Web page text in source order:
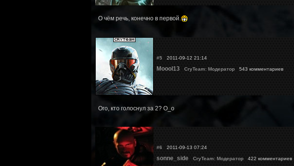
О чём речь, конечно в первой.
#52011-09-12 21:14
Moool13 CryTeam: Модератор543 комментариев
Ого, кто голоснул за 2? О_о
#6 2011-09-13 07:24
sonne_side CryTeam: Модератор422 комментариев